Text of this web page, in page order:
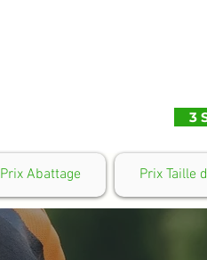
3
Prix Abattage Prix Taille